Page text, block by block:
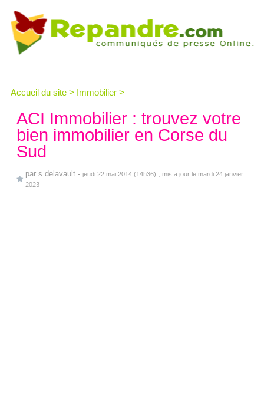
Accueil du site > Immobilier >
ACI Immobilier : trouvez votre
bien immobilier en Corse du
Sud
par s.delavault - jeudi 22 mai 2014 (14h36)
, mis a jour le mardi 24 janvier
2023